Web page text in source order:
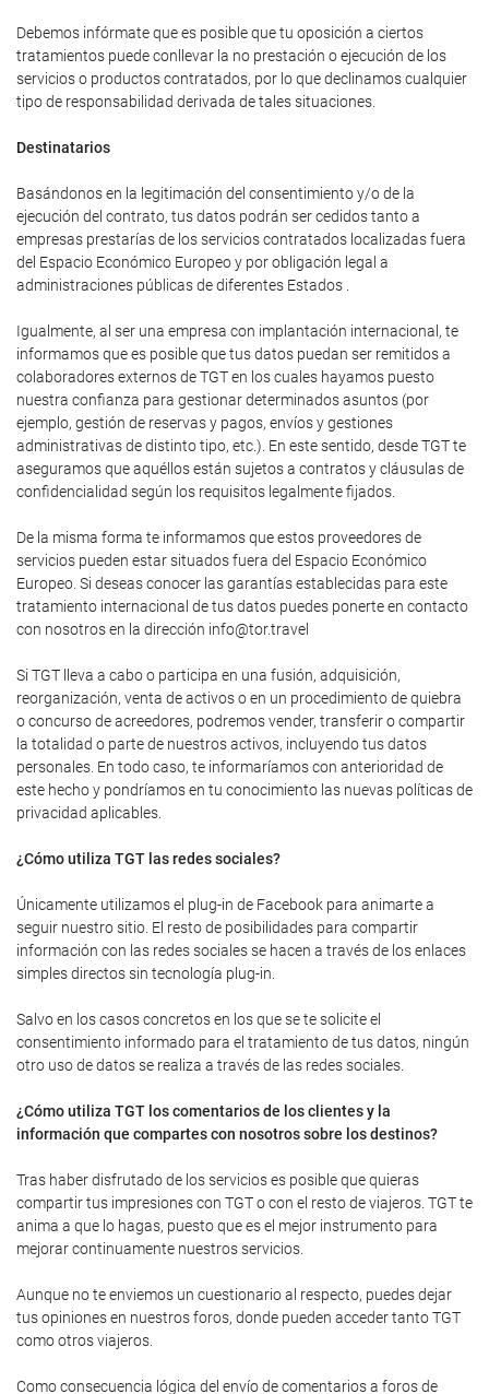
Debemos infórmate que es posible que tu oposición a ciertos
tratamientos puede conllevar la no prestación o ejecución de los
servicios o productos contratados, por lo que declinamos cualquier
tipo de responsabilidad derivada de tales situaciones.
Destinatarios
Basándonos en la legitimación del consentimiento y/o de la
ejecución del contrato, tus datos podrán ser cedidos tanto a
empresas prestarías de los servicios contratados localizadas fuera
del Espacio Económico Europeo y por obligación legal a
administraciones públicas de diferentes Estados .
Igualmente, al ser una empresa con implantación internacional, te
informamos que es posible que tus datos puedan ser remitidos a
colaboradores externos de TGT en los cuales hayamos puesto
nuestra confianza para gestionar determinados asuntos (por
ejemplo, gestión de reservas y pagos, envíos y gestiones
administrativas de distinto tipo, etc.). En este sentido, desde TGT te
aseguramos que aquéllos están sujetos a contratos y cláusulas de
confidencialidad según los requisitos legalmente fijados.
De la misma forma te informamos que estos proveedores de
servicios pueden estar situados fuera del Espacio Económico
Europeo. Si deseas conocer las garantías establecidas para este
tratamiento internacional de tus datos puedes ponerte en contacto
con nosotros en la dirección info@tor.travel
Si TGT lleva a cabo o participa en una fusión, adquisición,
reorganización, venta de activos o en un procedimiento de quiebra
o concurso de acreedores, podremos vender, transferir o compartir
la totalidad o parte de nuestros activos, incluyendo tus datos
personales. En todo caso, te informaríamos con anterioridad de
este hecho y pondríamos en tu conocimiento las nuevas políticas de
privacidad aplicables.
¿Cómo utiliza TGT las redes sociales?
Únicamente utilizamos el plug-in de Facebook para animarte a
seguir nuestro sitio. El resto de posibilidades para compartir
información con las redes sociales se hacen a través de los enlaces
simples directos sin tecnología plug-in.
Salvo en los casos concretos en los que se te solicite el
consentimiento informado para el tratamiento de tus datos, ningún
otro uso de datos se realiza a través de las redes sociales.
¿Cómo utiliza TGT los comentarios de los clientes y la
información que compartes con nosotros sobre los destinos?
Tras haber disfrutado de los servicios es posible que quieras
compartir tus impresiones con TGT o con el resto de viajeros. TGT te
anima a que lo hagas, puesto que es el mejor instrumento para
mejorar continuamente nuestros servicios.
Aunque no te enviemos un cuestionario al respecto, puedes dejar
tus opiniones en nuestros foros, donde pueden acceder tanto TGT
como otros viajeros.
Como consecuencia lógica del envío de comentarios a foros de